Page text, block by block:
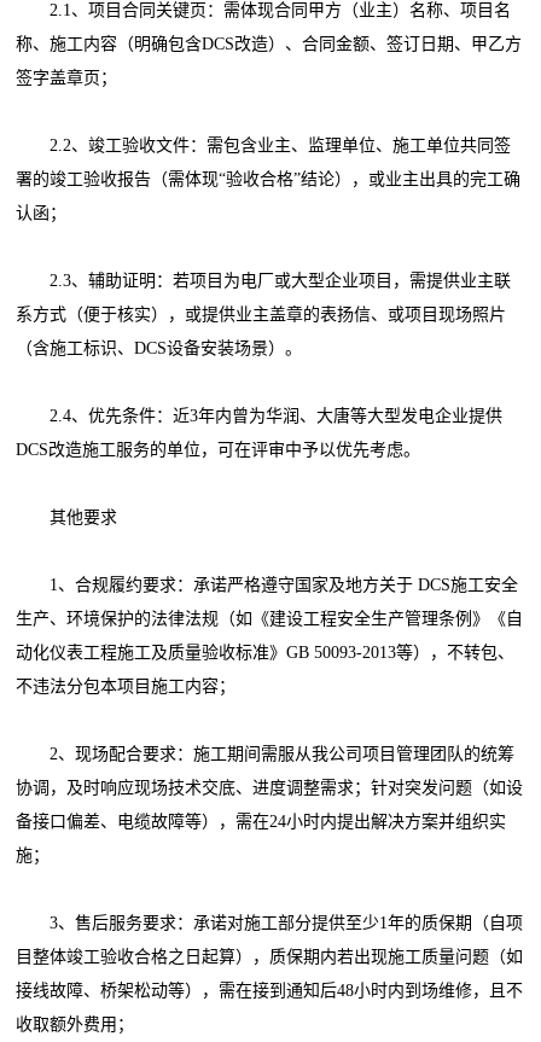
2.1、项目合同关键页：需体现合同甲方（业主）名称、项目名
称、施工内容（明确包含DCS改造）、合同金额、签订日期、甲乙方
签字盖章页；
2.2、竣工验收文件：需包含业主、监理单位、施工单位共同签
署的竣工验收报告（需体现“验收合格”结论），或业主出具的完工确
认函；
2.3、辅助证明：若项目为电厂或大型企业项目，需提供业主联
系方式（便于核实），或提供业主盖章的表扬信、或项目现场照片
（含施工标识、DCS设备安装场景）。
2.4、优先条件：近3年内曾为华润、大唐等大型发电企业提供
DCS改造施工服务的单位，可在评审中予以优先考虑。
其他要求
1、合规履约要求：承诺严格遵守国家及地方关于 DCS施工安全
生产、环境保护的法律法规（如《建设工程安全生产管理条例》《自
动化仪表工程施工及质量验收标准》GB 50093-2013等），不转包、
不违法分包本项目施工内容；
2、现场配合要求：施工期间需服从我公司项目管理团队的统筹
协调，及时响应现场技术交底、进度调整需求；针对突发问题（如设
备接口偏差、电缆故障等），需在24小时内提出解决方案并组织实
施；
3、售后服务要求：承诺对施工部分提供至少1年的质保期（自项
目整体竣工验收合格之日起算），质保期内若出现施工质量问题（如
接线故障、桥架松动等），需在接到通知后48小时内到场维修，且不
收取额外费用；